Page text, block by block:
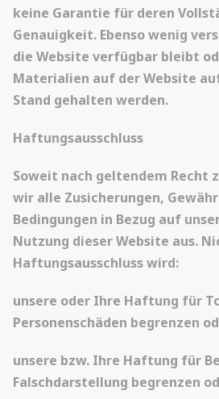
keine Garantie für deren
Genauigkeit. Ebenso wenig
die Website verfügbar bleibt
Materialien auf der Website
Stand gehalten werden.
Haftungsausschluss
Soweit nach geltendem Recht
wir alle Zusicherungen,
Bedingungen in Bezug auf
Nutzung dieser Website aus.
Haftungsausschluss wird:
unsere oder Ihre Haftung für
Personenschäden begrenzen
unsere bzw. Ihre Haftung für
Falschdarstellung begrenzen